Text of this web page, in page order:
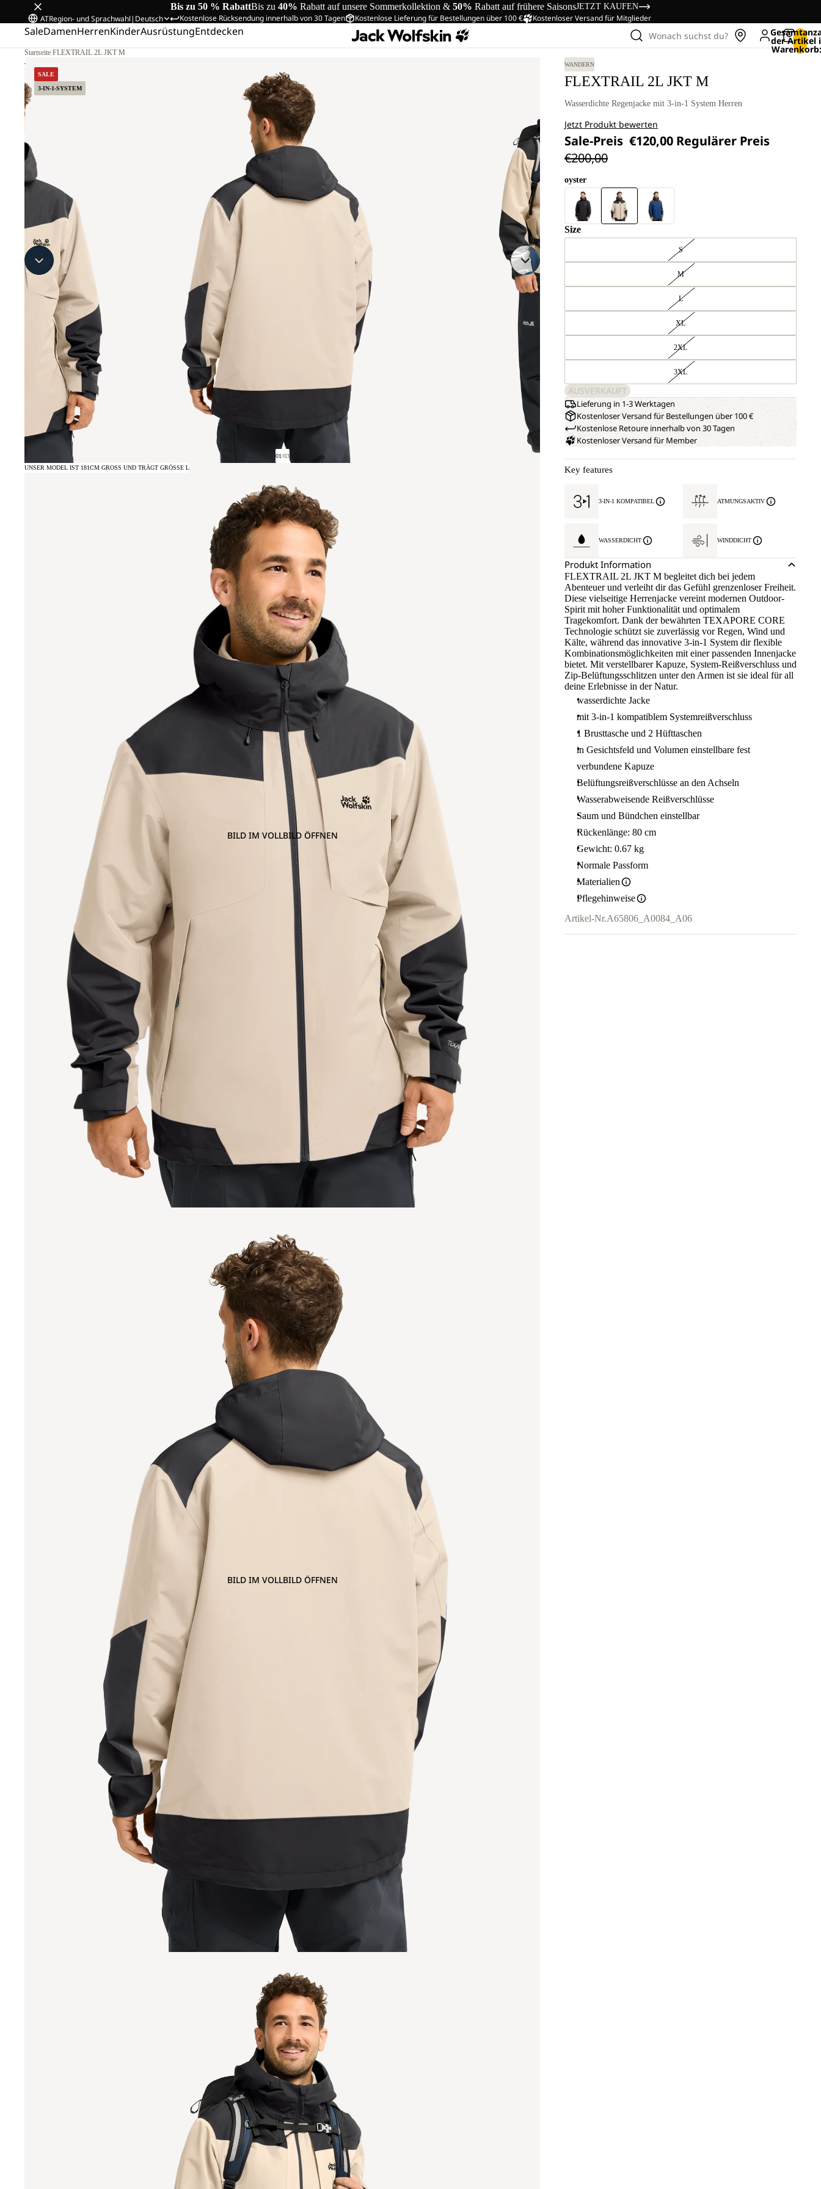
Bis zu 50 % RabattBis zu 40% Rabatt auf unsere Sommerkollektion & 50% Rabatt auf frühere SaisonsJETZT KAUFEN
Kostenlose Rücksendung innerhalb von 30 Tagen Kostenlose Lieferung für Bestellungen über 100 € Kostenloser Versand für Mitglieder
ATRegion- und Sprachwahl| Deutsch
SaleDamenHerrenKinderAusrüstungEntdecken Wonach suchst du? der Artikel
Startseite/FLEXTRAIL 2L JKT M
SALE
3-IN-1-SYSTEM
01/03
BILD IM VOLLBILD ÖFFNEN
UNSER MODEL IST 181CM GROSS UND TRÄGT GRÖSSE L
BILD IM VOLLBILD ÖFFNEN
WANDERN
FLEXTRAIL 2L JKT M
Wasserdichte Regenjacke mit 3-in-1 System Herren
Jetzt Produkt bewerten
Sale-Preis €120,00 Regulärer Preis
€200,00
oyster
Size
S
M
L
XL
2XL
3XL
AUSVERKAUFT
Lieferung in 1-3 Werktagen
Kostenloser Versand für Bestellungen über 100 €
Kostenlose Retoure innerhalb von 30 Tagen
Kostenloser Versand für Member
Key features
3-IN-1 KOMPATIBEL ATMUNGSAKTIV
WASSERDICHT WINDDICHT
Produkt Information
FLEXTRAIL 2L JKT M begleitet dich bei jedem
Abenteuer und verleiht dir das Gefühl grenzenloser Freiheit.
Diese vielseitige Herrenjacke vereint modernen Outdoor-
Spirit mit hoher Funktionalität und optimalem
Tragekomfort. Dank der bewährten TEXAPORE CORE
Technologie schützt sie zuverlässig vor Regen, Wind und
Kälte, während das innovative 3-in-1 System dir flexible
Kombinationsmöglichkeiten mit einer passenden Innenjacke
bietet. Mit verstellbarer Kapuze, System-Reißverschluss und
Zip-Belüftungsschlitzen unter den Armen ist sie ideal für all
deine Erlebnisse in der Natur.
wasserdichte Jacke
mit 3-in-1 kompatiblem Systemreißverschluss
1 Brusttasche und 2 Hüfttaschen
in Gesichtsfeld und Volumen einstellbare fest
verbundene Kapuze
Belüftungsreißverschlüsse an den Achseln
Wasserabweisende Reißverschlüsse
Saum und Bündchen einstellbar
Rückenlänge: 80 cm
Gewicht: 0.67 kg
Normale Passform
Materialien
Pflegehinweise
Artikel-Nr.A65806_A0084_A06